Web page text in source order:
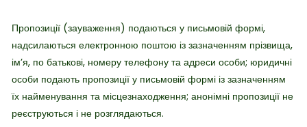
Пропозиції (зауваження) подаються у письмовій формі,
надсилаються електронною поштою із зазначенням прізвища,
ім’я, по батькові, номеру телефону та адреси особи; юридичні
особи подають пропозиції у письмовій формі із зазначенням
їх найменування та місцезнаходження; анонімні пропозиції не
реєструються і не розглядаються.